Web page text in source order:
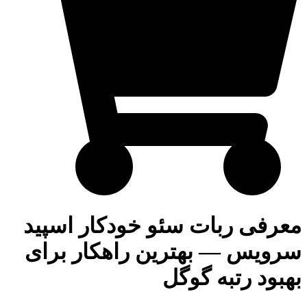
معرفی ربات سئو خودکار اسپید
سرویس — بهترین راهکار برای
بهبود رتبه گوگل